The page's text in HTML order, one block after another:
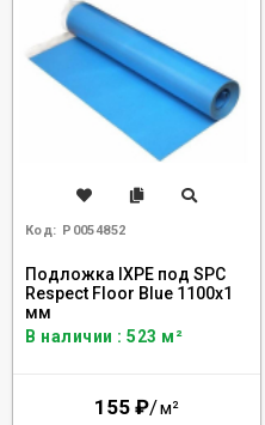
Код: Р0054852
Подложка IXPE под SPC
Respect Floor Blue 1100х1
мм
В наличии : 523 м²
155 ₽/м²